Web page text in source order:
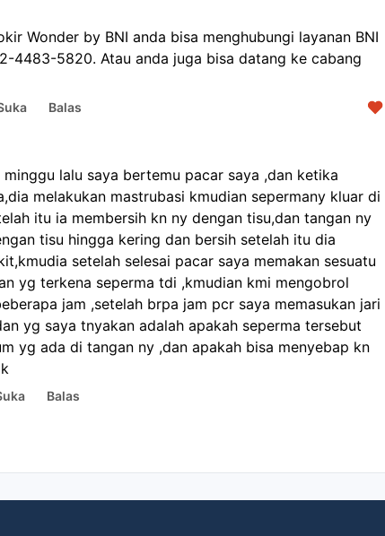
Wonder by BNI anda bisa menghubungi layanan BNI
4483-5820. Atau anda juga bisa datang ke cabang
Balas
minggu lalu saya bertemu pacar saya ,dan ketika
melakukan mastrubasi kmudian sepermany kluar di
itu ia membersih kn ny dengan tisu,dan tangan ny
tisu hingga kering dan bersih setelah itu dia
setelah selesai pacar saya memakan sesuatu
yg terkena seperma tdi ,kmudian kmi mengobrol
jam ,setelah brpa jam pcr saya memasukan jari
yg saya tnyakan adalah apakah seperma tersebut
yg ada di tangan ny ,dan apakah bisa menyebap kn
Balas